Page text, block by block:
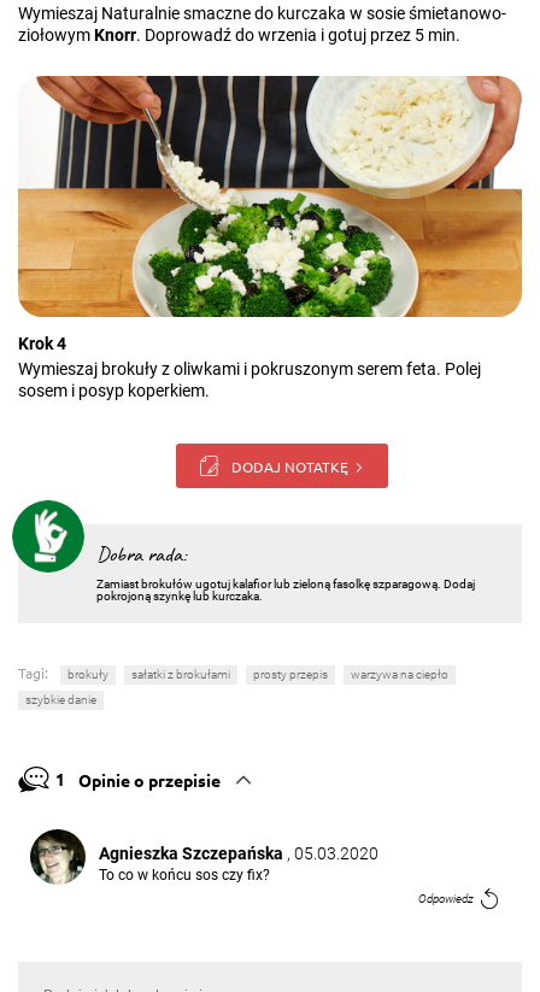
Wymieszaj Naturalnie smaczne do kurczaka w sosie śmietanowo-
ziołowymKnorr. Doprowadź do wrzenia i gotuj przez 5 min.
Krok 4
Wymieszaj brokuły z oliwkami i pokruszonym serem feta. Polej
sosem i posyp koperkiem.
DODAJ NOTATKĘ
Dobra rada:
Zamiast brokułów ugotuj kalafior lub zieloną fasolkę szparagową. Dodaj
pokrojoną szynkę lub kurczaka.
Tagi: brokuły sałatki z brokułami prosty przepis
warzywa na ciepło
szybkie danie
1 Opinie o przepisie
Agnieszka Szczepańska , 05.03.2020
To co w końcu sos czy fix?
Odpowiedz